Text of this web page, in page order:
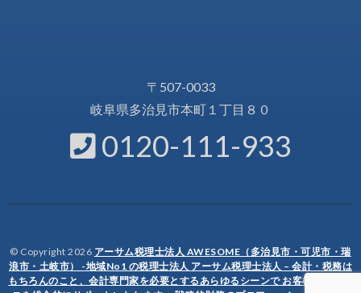
〒507-0033
岐阜県多治見市本町１丁目８０
0120-111-933
© Copyright 2026 アーサム税理士法人 AWESOME（多治見市・可児市・瑞
浪市・土岐市） -地域No1 の税理士法人 アーサム税理士法人 – 会計・税務は
もちろんのこと、会計専門家を必要とするあらゆるシーンで お客様のビジネ